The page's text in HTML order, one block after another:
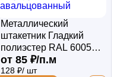
Металлический
штакетник Гладкий
полиэстер RAL 6005
(Зелёный мох)
1500*105*0,45
от 85 ₽/п.м
128 ₽/ шт